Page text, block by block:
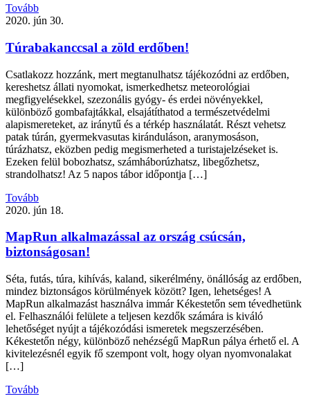
Tovább
2020. jún 30.
Túrabakanccsal a zöld erdőben!
Csatlakozz hozzánk, mert megtanulhatsz tájékozódni az erdőben,
kereshetsz állati nyomokat, ismerkedhetsz meteorológiai
megfigyelésekkel, szezonális gyógy- és erdei növényekkel,
különböző gombafajtákkal, elsajátíthatod a természetvédelmi
alapismereteket, az iránytű és a térkép használatát. Részt vehetsz
patak túrán, gyermekvasutas kiránduláson, aranymosáson,
túrázhatsz, eközben pedig megismerheted a turistajelzéseket is.
Ezeken felül bobozhatsz, számháborúzhatsz, libegőzhetsz,
strandolhatsz! Az 5 napos tábor időpontja […]
Tovább
2020. jún 18.
MapRun alkalmazással az ország csúcsán,
biztonságosan!
Séta, futás, túra, kihívás, kaland, sikerélmény, önállóság az erdőben,
mindez biztonságos körülmények között? Igen, lehetséges! A
MapRun alkalmazást használva immár Kékestetőn sem tévedhetünk
el. Felhasználói felülete a teljesen kezdők számára is kiváló
lehetőséget nyújt a tájékozódási ismeretek megszerzésében.
Kékestetőn négy, különböző nehézségű MapRun pálya érhető el. A
kivitelezésnél egyik fő szempont volt, hogy olyan nyomvonalakat
[…]
Tovább